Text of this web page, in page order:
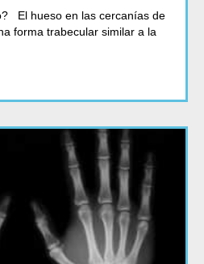
El hueso en las cercanías de
forma trabecular similar a la